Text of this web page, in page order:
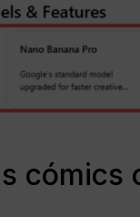
cómics